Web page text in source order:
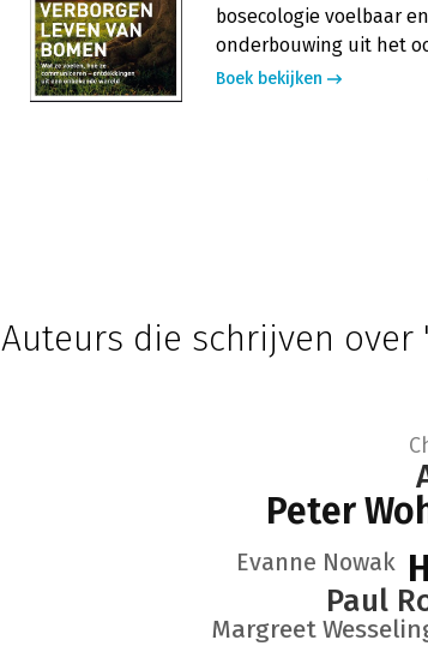
bosecologie voelbaar
onderbouwing uit het
Boek bekijken
Auteurs die schrijven over
Peter
Paul
Margreet
Evanne Nowak